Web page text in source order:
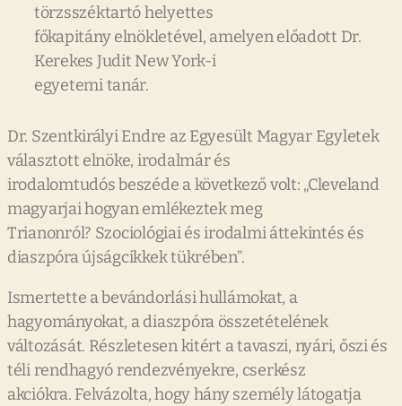
törzsszéktartó helyettes
főkapitány elnökletével, amelyen előadott Dr.
Kerekes Judit New York-i
egyetemi tanár.
Dr. Szentkirályi Endre az Egyesült Magyar Egyletek
választott elnöke, irodalmár és
irodalomtudós beszéde a következő volt: „Cleveland
magyarjai hogyan emlékeztek meg
Trianonról? Szociológiai és irodalmi áttekintés és
diaszpóra újságcikkek tükrében”.
Ismertette a bevándorlási hullámokat, a
hagyományokat, a diaszpóra összetételének
változását. Részletesen kitért a tavaszi, nyári, őszi és
téli rendhagyó rendezvényekre, cserkész
akciókra. Felvázolta, hogy hány személy látogatja